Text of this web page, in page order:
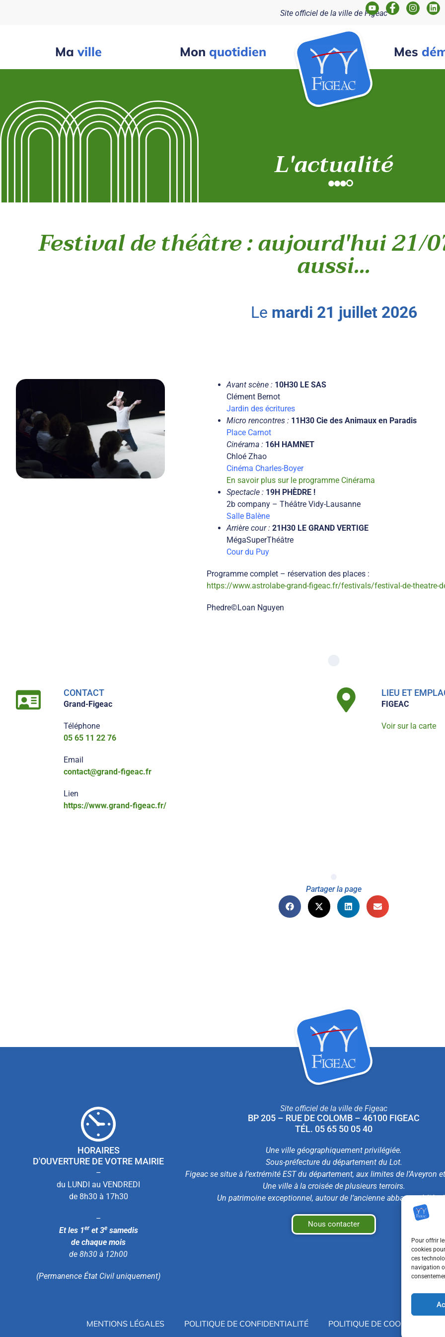
Pour offrir
cookies
ces
navigation
Site officiel de la ville de Figeac
Ma ville Mon quotidien Mes
L'actualité
Festival de théâtre : aujourd'hui 21/
aussi...
le mardi 21 juillet 2026
Avant scène : 10H30 LE SAS
Clément Bernot
Jardin des écritures
Micro rencontres : 11H30 Cie des Animaux en Paradis
Place Carnot
Cinérama : 16H HAMNET
Chloé Zhao
Cinéma Charles-Boyer
En savoir plus sur le programme Cinérama
Spectacle : 19H PHÈDRE !
2b company – Théâtre Vidy-Lausanne
Salle Balène
Arrière cour : 21H30 LE GRAND VERTIGE
MégaSuperThéâtre
Cour du Puy
Programme complet – réservation des places :
https://www.astrolabe-grand-figeac.fr/festivals/festival-de-theatre-
Phedre©Loan Nguyen
CONTACT
Grand-Figeac
Téléphone
05 65 11 22 76
Email
contact@grand-figeac.fr
Lien
https://www.grand-figeac.fr/
LIEU ET
FIGEAC
Voir sur la carte
Partager la page
HORAIRES
D'OUVERTURE DE VOTRE MAIRIE
–
du LUNDI au VENDREDI
de 8h30 à 17h30
–
Et les 1eret 3esamedis
de chaque mois
de 8h30 à 12h00
(Permanence État Civil uniquement)
Site officiel de la ville de Figeac
BP 205 – RUE DE COLOMB – 46100 FIGEAC
TÉL. 05 65 50 05 40
Une ville géographiquement privilégiée.
Sous-préfecture du département du Lot.
Figeac se situe à l’extrémité EST du département, aux limites de l’Aveyron
Une ville à la croisée de plusieurs terroirs.
Un patrimoine exceptionnel, autour de l’ancienne abbaye
Nous contacter
MENTIONS LÉGALES POLITIQUE DE CONFIDENTIALITÉ POLITIQUE DE COOKIES (UE)